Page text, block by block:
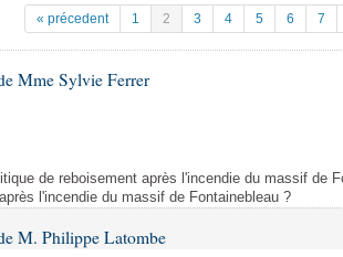
« précedent 1 2 3 4 5 6 7
Mme Sylvie Ferrer
de reboisement après l'incendie du massif de
l'incendie du massif de Fontainebleau ?
M. Philippe Latombe